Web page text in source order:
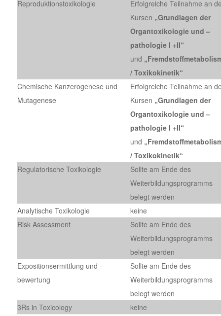
Reproduktionstoxikologie
Erfolgreiche Teilnahme an
Kursen „Grundlagen der
Organtoxikologie und –
pathologie I +II“
und
/ Toxikokinetik“
Chemische Kanzerogenese und
Mutagenese
Erfolgreiche Teilnahme an
Kursen „Grundlagen der
Organtoxikologie und –
pathologie I +II“
und
/ Toxikokinetik“
Regulatorische Toxikologie
Sollte am Ende des
Weiterbildungsprogramms
belegt werden
Analytische Toxikologie
keine
Risk Assessment
Sollte am Ende des
Weiterbildungsprogramms
belegt werden
Expositionsermittlung und -
bewertung
Sollte am Ende des
Weiterbildungsprogramms
belegt werden
3Rs in Toxicology
keine